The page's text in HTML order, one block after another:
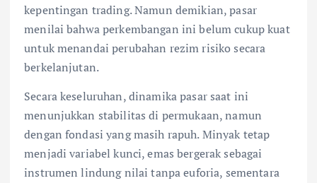
kepentingan trading. Namun demikian, pasar
menilai bahwa perkembangan ini belum cukup kuat
untuk menandai perubahan rezim risiko secara
berkelanjutan.
Secara keseluruhan, dinamika pasar saat ini
menunjukkan stabilitas di permukaan, namun
dengan fondasi yang masih rapuh. Minyak tetap
menjadi variabel kunci, emas bergerak sebagai
instrumen lindung nilai tanpa euforia, sementara